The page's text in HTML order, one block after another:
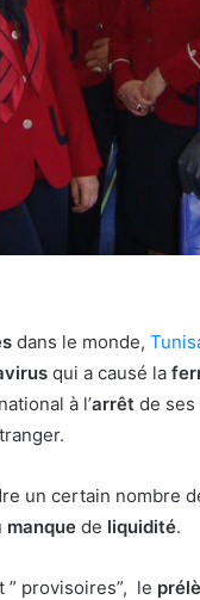
dans le monde,
qui a causé la
à l’arrêt de
un certain nombre
manque de liquidité.
” provisoires”, le